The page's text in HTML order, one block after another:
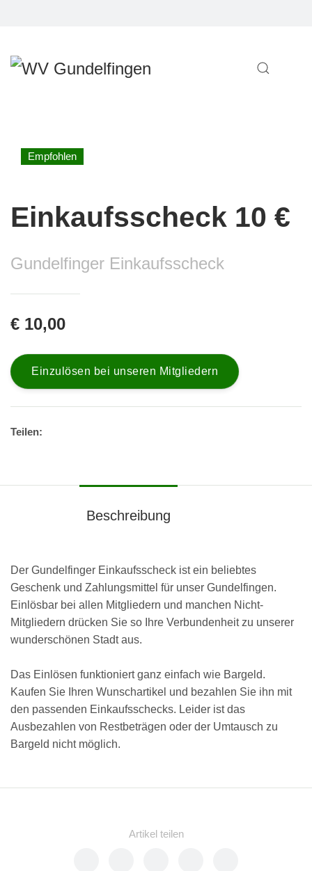
Empfohlen
Einkaufsscheck 10 €
Gundelfinger Einkaufsscheck
€ 10,00
Einzulösen bei unseren Mitgliedern
Teilen:
Beschreibung
Der Gundelfinger Einkaufsscheck ist ein beliebtes
Geschenk und Zahlungsmittel für unser Gundelfingen.
Einlösbar bei allen Mitgliedern und manchen Nicht-
Mitgliedern drücken Sie so Ihre Verbundenheit zu unserer
wunderschönen Stadt aus.
Das Einlösen funktioniert ganz einfach wie Bargeld.
Kaufen Sie Ihren Wunschartikel und bezahlen Sie ihn mit
den passenden Einkaufsschecks. Leider ist das
Ausbezahlen von Restbeträgen oder der Umtausch zu
Bargeld nicht möglich.
Artikel teilen